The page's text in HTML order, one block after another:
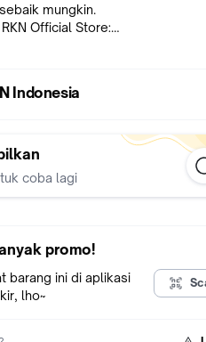
mungkin.
Official Store:
mutu untuk kamu yang ingin
Service untuk pengiriman Instan
Service: pukul 8.30 - 17.00
Indonesia
coba lagi
promo!
barang ini di aplikasi
lho~